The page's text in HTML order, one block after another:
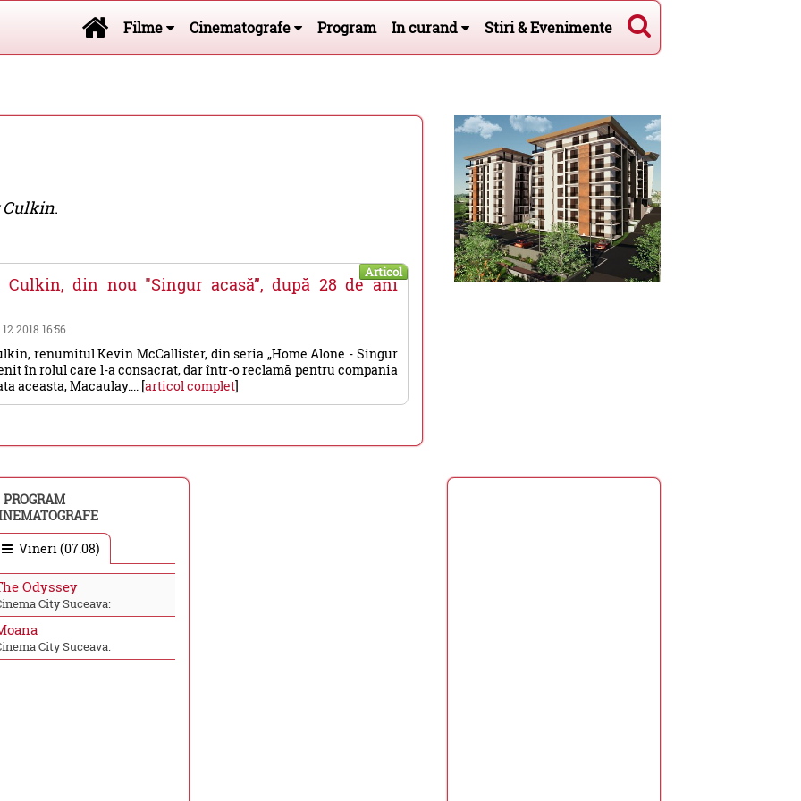
Filme Cinematografe Program In curand Stiri & Evenimente
Culkin.
Articol
Culkin, din nou "Singur acasă”, după 28 de ani
16:56
renumitul Kevin McCallister, din seria „Home Alone - Singur
în rolul care l-a consacrat, dar într-o reclamă pentru compania
aceasta, Macaulay.... [articol complet]
PROGRAM
Vineri (07.08)
Odyssey
City Suceava:
City Suceava: